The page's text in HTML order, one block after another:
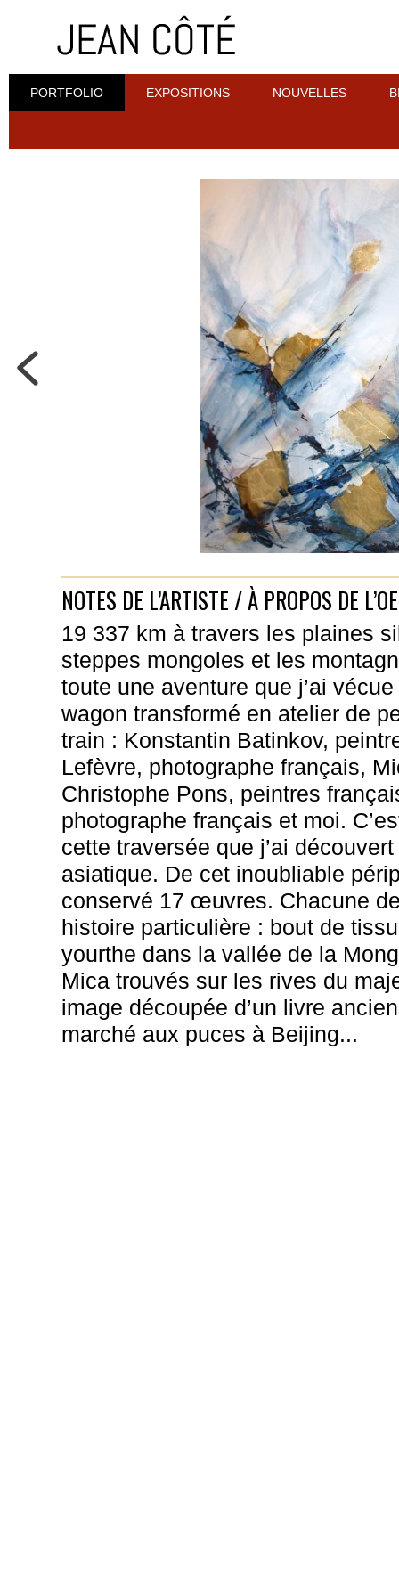
PORTFOLIO EXPOSITIONS NOUVELLES
NOTES DE L’ARTISTE / À PROPOS DE
19 337 km à travers les plaines
steppes mongoles et les
toute une aventure que j’ai
wagon transformé en atelier de
train : Konstantin Batinkov,
Lefèvre, photographe français,
Christophe Pons, peintres
photographe français et moi.
cette traversée que j’ai
asiatique. De cet inoubliable
conservé 17 œuvres. Chacune
histoire particulière : bout de
yourthe dans la vallée de la
Mica trouvés sur les rives du
image découpée d’un livre
marché aux puces à Beijing...